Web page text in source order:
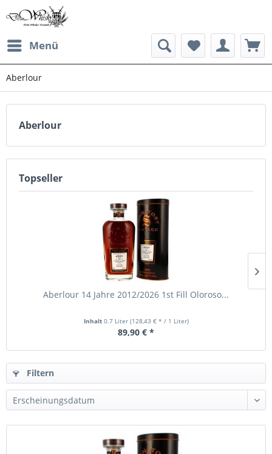
Menü
Aberlour
Aberlour
Topseller
Aberlour 14 Jahre 2012/2026 1st Fill Oloroso...
Inhalt 0.7 Liter (128,43 € * / 1 Liter)
89,90 € *
Filtern